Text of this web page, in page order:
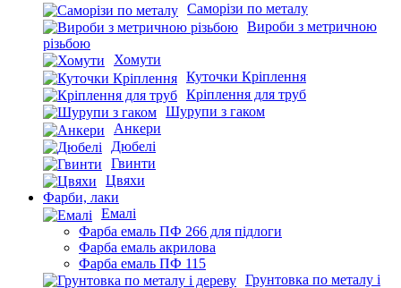
Саморізи по металу
Вироби з метричною
різьбою
Хомути
Куточки Кріплення
Кріплення для труб
Шурупи з гаком
Анкери
Дюбелі
Гвинти
Цвяхи
Фарби, лаки
Емалі
Фарба емаль ПФ 266 для підлоги
Фарба емаль акрилова
Фарба емаль ПФ 115
Грунтовка по металу і